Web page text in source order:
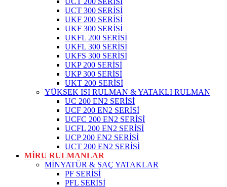
UCT 300 SERİSİ
UKF 200 SERİSİ
UKF 300 SERİSİ
UKFL 200 SERİSİ
UKFL 300 SERİSİ
UKFS 300 SERİSİ
UKP 200 SERİSİ
UKP 300 SERİSİ
UKT 200 SERİSİ
YÜKSEK ISI RULMAN & YATAKLI RULMAN
UC 200 EN2 SERİSİ
UCF 200 EN2 SERİSİ
UCFC 200 EN2 SERİSİ
UCFL 200 EN2 SERİSİ
UCP 200 EN2 SERİSİ
UCT 200 EN2 SERİSİ
MİRU RULMANLAR
MİNYATÜR & SAÇ YATAKLAR
PF SERİSİ
PFL SERİSİ